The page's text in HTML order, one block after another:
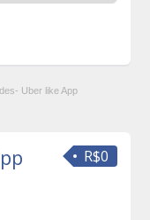
Uber like App
R$0